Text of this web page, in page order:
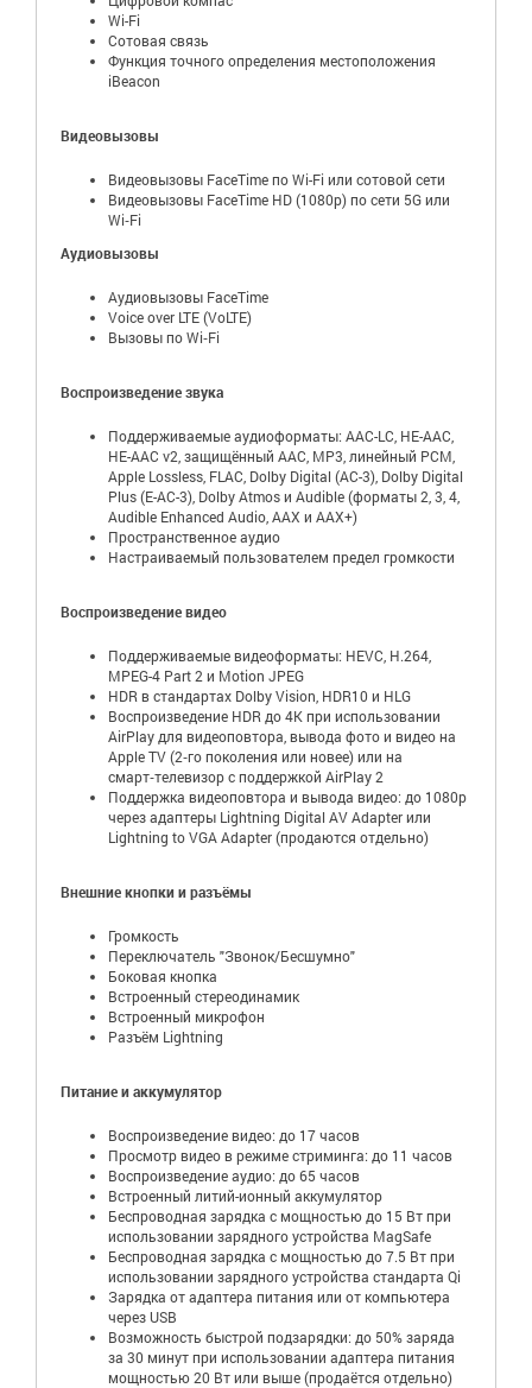
Wi-Fi
Сотовая связь
Функция точного определения местоположения
iBeacon
Видеовызовы
Видеовызовы FaceTime по Wi-Fi или сотовой сети
Видеовызовы FaceTime HD (1080p) по сети 5G или
Wi‑Fi
Аудиовызовы
Аудиовызовы FaceTime
Voice over LTE (VoLTE)
Вызовы по Wi‑Fi
Воспроизведение звука
Поддерживаемые аудиоформаты: AAC-LC, HE-AAC,
HE-AAC v2, защищённый AAC, MP3, линейный PCM,
Apple Lossless, FLAC, Dolby Digital (AC-3), Dolby Digital
Plus (E-AC-3), Dolby Atmos и Audible (форматы 2, 3, 4,
Audible Enhanced Audio, AAX и AAX+)
Пространственное аудио
Настраиваемый пользователем предел громкости
Воспроизведение видео
Поддерживаемые видеоформаты: HEVC, H.264,
MPEG-4 Part 2 и Motion JPEG
HDR в стандартах Dolby Vision, HDR10 и HLG
Воспроизведение HDR до 4K при использовании
AirPlay для видеоповтора, вывода фото и видео на
Apple TV (2‑го поколения или новее) или на
смарт‑телевизор с поддержкой AirPlay 2
Поддержка видеоповтора и вывода видео: до 1080p
через адаптеры Lightning Digital AV Adapter или
Lightning to VGA Adapter (продаются отдельно)
Внешние кнопки и разъёмы
Громкость
Переключатель "Звонок/Бесшумно"
Боковая кнопка
Встроенный стереодинамик
Встроенный микрофон
Разъём Lightning
Питание и аккумулятор
Воспроизведение видео: до 17 часов
Просмотр видео в режиме стриминга: до 11 часов
Воспроизведение аудио: до 65 часов
Встроенный литий-ионный аккумулятор
Беспроводная зарядка с мощностью до 15 Вт при
использовании зарядного устройства MagSafe
Беспроводная зарядка с мощностью до 7.5 Вт при
использовании зарядного устройства стандарта Qi
Зарядка от адаптера питания или от компьютера
через USB
Возможность быстрой подзарядки: до 50% заряда
за 30 минут при использовании адаптера питания
мощностью 20 Вт или выше (продаётся отдельно)